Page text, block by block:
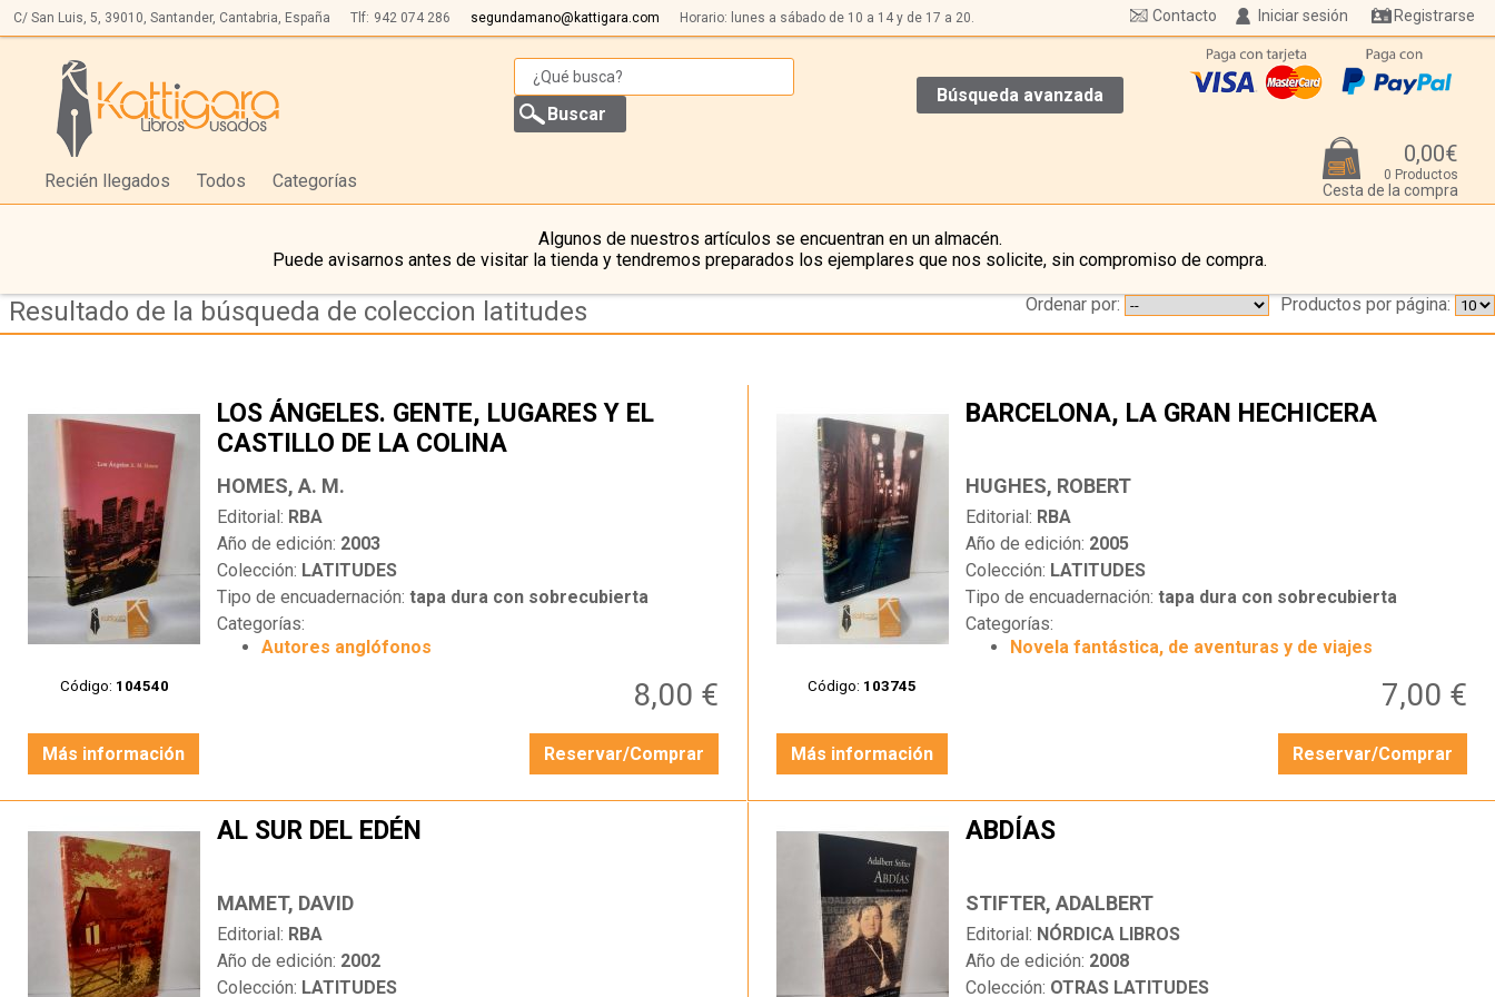
C/ San Luis, 5, 39010, Santander, Cantabria, España Tlf: 942 074 286 segundamano@kattigara.com Horario: lunes a sábado de 10 a 14 y de 17 a 20. Iniciar sesión Registrarse
Contacto
Búsqueda avanzada
Recién llegados Todos Categorías
0,00€
0 Productos
Cesta de la compra
Algunos de nuestros artículos se encuentran en un almacén.
Puede avisarnos antes de visitar la tienda y tendremos preparados los ejemplares que nos solicite, sin compromiso de compra.
Resultado de la búsqueda de coleccion latitudes Productos por página:
Ordenar por:
Código: 104540
LOS ÁNGELES. GENTE, LUGARES Y EL
CASTILLO DE LA COLINA
HOMES, A. M.
Editorial: RBA
Año de edición: 2003
Colección: LATITUDES
Tipo de encuadernación:tapa dura con sobrecubierta
Categorías:
Autores anglófonos
8,00 €
Más información Reservar/Comprar
Código: 103745
BARCELONA, LA GRAN HECHICERA
HUGHES, ROBERT
Editorial: RBA
Año de edición: 2005
Colección: LATITUDES
Tipo de encuadernación: tapa dura con sobrecubierta
Categorías:
Novela fantástica, de aventuras y de viajes
7,00 €
Más información Reservar/Comprar
AL SUR DEL EDÉN
MAMET, DAVID
Editorial: RBA
Año de edición: 2002
Colección: LATITUDES
ABDÍAS
STIFTER, ADALBERT
Editorial: NÓRDICA LIBROS
Año de edición: 2008
Colección: OTRAS LATITUDES